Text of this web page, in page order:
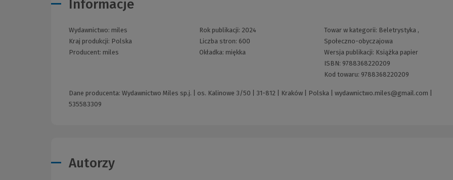
Informacje
Wydawnictwo: miles
Kraj produkcji: Polska
Producent: miles
Rok publikacji: 2024
Liczba stron: 600
Okładka: miękka
Towar w kategorii: Beletrystyka,
Społeczno-obyczajowa
Wersja publikacji: Książka papier
ISBN: 9788368220209
Kod towaru: 9788368220209
Dane producenta: Wydawnictwo Miles sp.j. | os. Kalinowe 3/50 | 31-812 | Kraków | Polska | wydawnictwo.miles@gmail.com
535583309
Autorzy